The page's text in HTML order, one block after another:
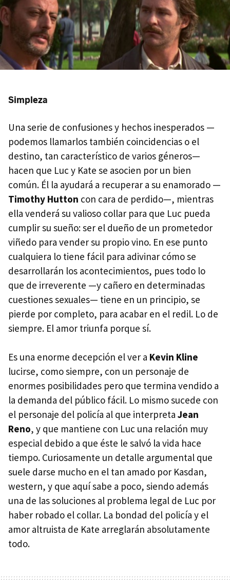
Simpleza
Una serie de confusiones y hechos inesperados —
podemos llamarlos también coincidencias o el
destino, tan característico de varios géneros—
hacen que Luc y Kate se asocien por un bien
común. Él la ayudará a recuperar a su enamorado —
Timothy Hutton con cara de perdido—, mientras
ella venderá su valioso collar para que Luc pueda
cumplir su sueño: ser el dueño de un prometedor
viñedo para vender su propio vino. En ese punto
cualquiera lo tiene fácil para adivinar cómo se
desarrollarán los acontecimientos, pues todo lo
que de irreverente —y cañero en determinadas
cuestiones sexuales— tiene en un principio, se
pierde por completo, para acabar en el redil. Lo de
siempre. El amor triunfa porque sí.
Es una enorme decepción el ver a Kevin Kline
lucirse, como siempre, con un personaje de
enormes posibilidades pero que termina vendido a
la demanda del público fácil. Lo mismo sucede con
el personaje del policía al que interpreta Jean
Reno, y que mantiene con Luc una relación muy
especial debido a que éste le salvó la vida hace
tiempo. Curiosamente un detalle argumental que
suele darse mucho en el tan amado por Kasdan,
western, y que aquí sabe a poco, siendo además
una de las soluciones al problema legal de Luc por
haber robado el collar. La bondad del policía y el
amor altruista de Kate arreglarán absolutamente
todo.